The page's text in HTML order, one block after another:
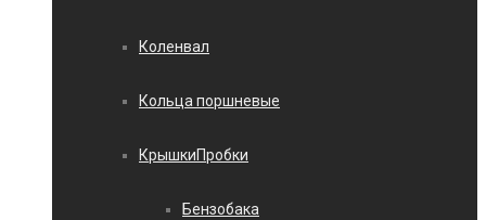
Коленвал
Кольца поршневые
КрышкиПробки
Бензобака